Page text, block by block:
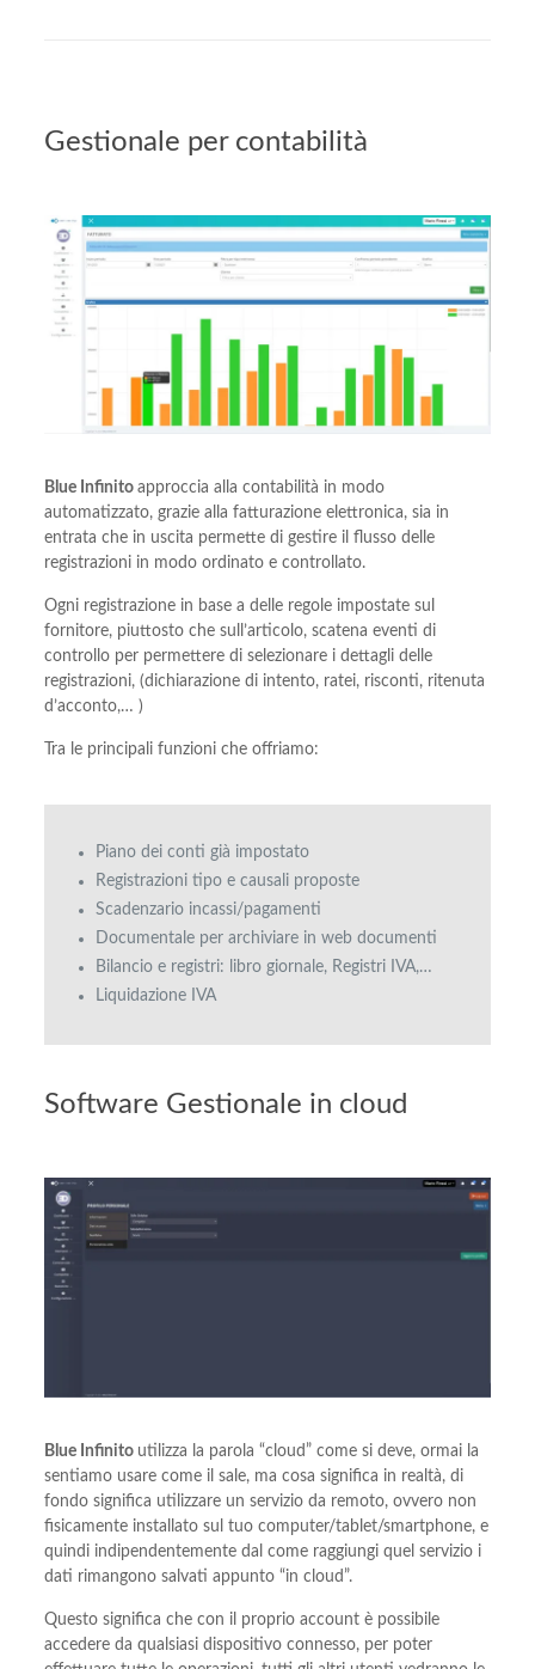
Gestionale per contabilità
Blue Infinito approccia alla contabilità in modo
automatizzato, grazie alla fatturazione elettronica, sia in
entrata che in uscita permette di gestire il flusso delle
registrazioni in modo ordinato e controllato.
Ogni registrazione in base a delle regole impostate sul
fornitore, piuttosto che sull’articolo, scatena eventi di
controllo per permettere di selezionare i dettagli delle
registrazioni, (dichiarazione di intento, ratei, risconti, ritenuta
d’acconto,… )
Tra le principali funzioni che offriamo:
Piano dei conti già impostato
Registrazioni tipo e causali proposte
Scadenzario incassi/pagamenti
Documentale per archiviare in web documenti
Bilancio e registri: libro giornale, Registri IVA,…
Liquidazione IVA
Software Gestionale in cloud
Blue Infinito utilizza la parola “cloud” come si deve, ormai la
sentiamo usare come il sale, ma cosa significa in realtà, di
fondo significa utilizzare un servizio da remoto, ovvero non
fisicamente installato sul tuo computer/tablet/smartphone, e
quindi indipendentemente dal come raggiungi quel servizio i
dati rimangono salvati appunto “in cloud”.
Questo significa che con il proprio account è possibile
accedere da qualsiasi dispositivo connesso, per poter